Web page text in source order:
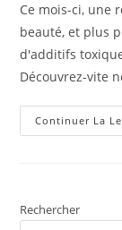
Ce mois-ci, une
beauté, et plus
d'additifs
Découvrez-vite
Continuer La
Rechercher